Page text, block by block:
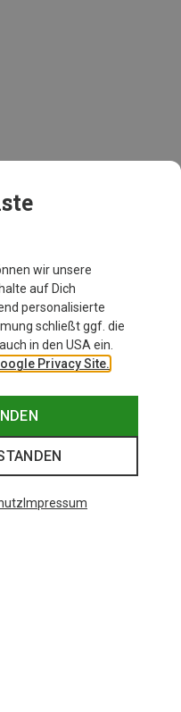
wir unsere
auf Dich
personalisierte
schließt ggf. die
in den USA ein.
Privacy Site.
Impressum